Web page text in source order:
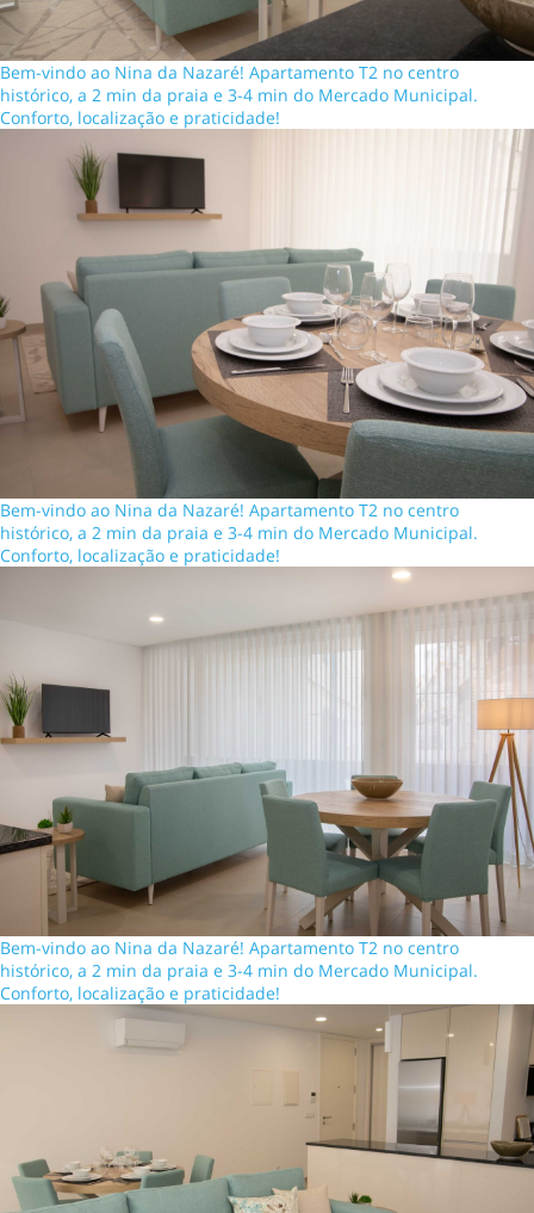
Bem-vindo ao Nina da Nazaré! Apartamento T2 no centro
histórico, a 2 min da praia e 3-4 min do Mercado Municipal.
Conforto, localização e praticidade!
Bem-vindo ao Nina da Nazaré! Apartamento T2 no centro
histórico, a 2 min da praia e 3-4 min do Mercado Municipal.
Conforto, localização e praticidade!
Bem-vindo ao Nina da Nazaré! Apartamento T2 no centro
histórico, a 2 min da praia e 3-4 min do Mercado Municipal.
Conforto, localização e praticidade!